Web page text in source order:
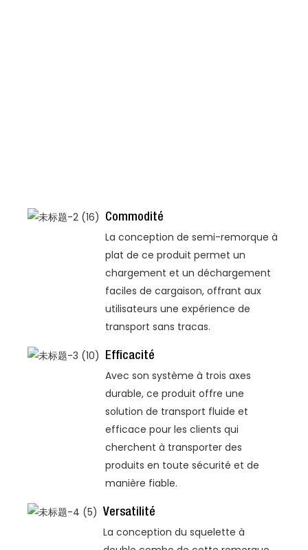
Commodité
La conception de semi-remorque à
plat de ce produit permet un
chargement et un déchargement
faciles de cargaison, offrant aux
utilisateurs une expérience de
transport sans tracas.
Efficacité
Avec son système à trois axes
durable, ce produit offre une
solution de transport fluide et
efficace pour les clients qui
cherchent à transporter des
produits en toute sécurité et de
manière fiable.
Versatilité
La conception du squelette à